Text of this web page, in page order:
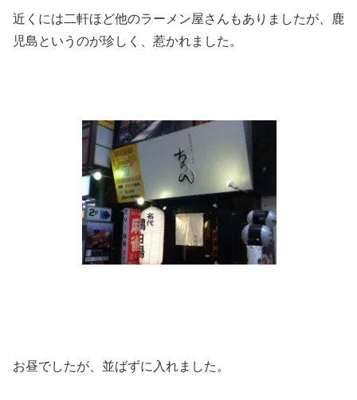
近くには二軒ほど他のラーメン屋さんもありましたが、鹿
児島というのが珍しく、惹かれました。
お昼でしたが、並ばずに入れました。